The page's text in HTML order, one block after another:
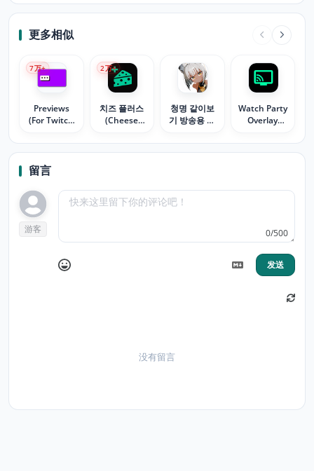
更多相似
Previews
(For Twitch
& Kick)
7万+
치즈 플러스
(Cheese
2万+
청명 같이보
기 방송용 타
Watch Party
Overlay
留言
游客 0/500
发送
没有留言